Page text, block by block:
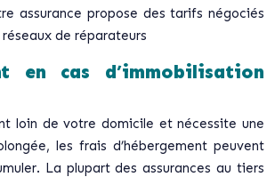
assurance propose des tarifs négociés
de réparateurs
en cas d’immobilisation
loin de votre domicile et nécessite une
les frais d’hébergement peuvent
La plupart des assurances au tiers